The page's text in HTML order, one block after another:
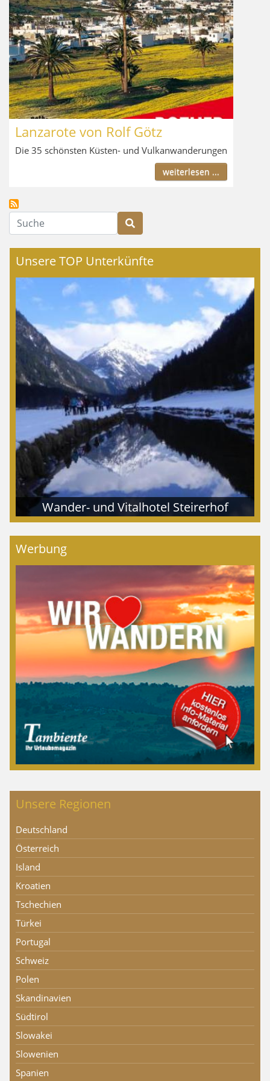
Lanzarote von Rolf Götz
Die 35 schönsten Küsten- und Vulkanwanderungen
weiterlesen ...
Suche
Unsere TOP Unterkünfte
Wander- und Vitalhotel Steirerhof
Werbung
Unsere Regionen
Deutschland
Österreich
Island
Kroatien
Tschechien
Türkei
Portugal
Schweiz
Polen
Skandinavien
Südtirol
Slowakei
Slowenien
Spanien